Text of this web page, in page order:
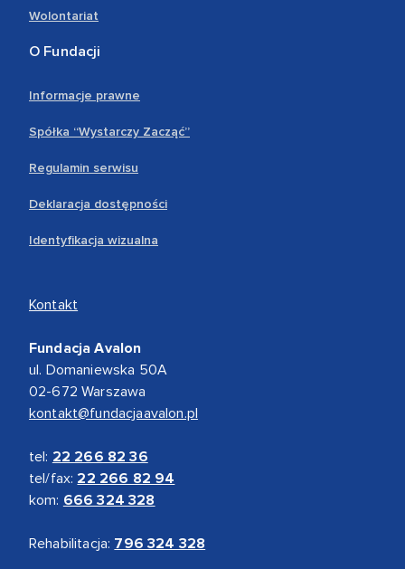
Wolontariat
O Fundacji
Informacje prawne
Spółka “Wystarczy Zacząć”
Regulamin serwisu
Deklaracja dostępności
Identyfikacja wizualna
Kontakt
Fundacja Avalon
ul. Domaniewska 50A
02-672 Warszawa
kontakt@fundacjaavalon.pl
tel: 22 266 82 36
tel/fax: 22 266 82 94
kom: 666 324 328
Rehabilitacja: 796 324 328